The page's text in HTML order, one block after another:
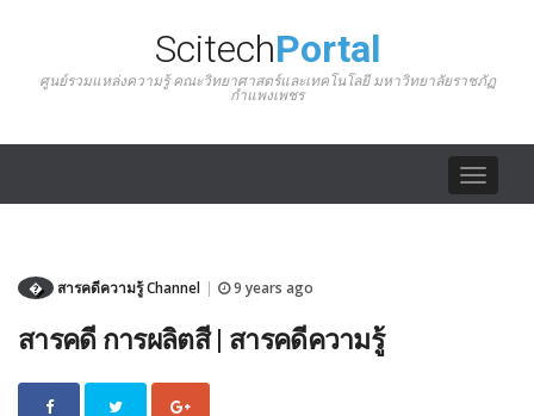
ScitechPortal
ศูนย์รวมแหล่งความรู้ คณะวิทยาศาสตร์และเทคโนโลยี มหาวิทยาลัยราชภัฏ
กำแพงเพชร
Toggle
� สารคดีความรู้ Channel 9 years ago
สารคดี การผลิตสี | สารคดีความรู้